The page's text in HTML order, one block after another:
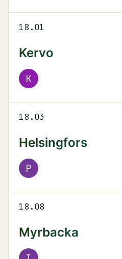
18.01
Kervo
K
18.03
Helsingfors
P
18.08
Myrbacka